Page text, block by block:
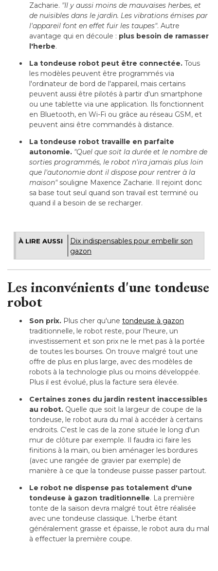
Zacharie. "Il y aussi moins de mauvaises herbes, et
de nuisibles dans le jardin. Les vibrations émises par
l'appareil font en effet fuir les taupes". Autre
avantage qui en découle : plus besoin de ramasser
l'herbe.
La tondeuse robot peut être connectée. Tous
les modèles peuvent être programmés via
l'ordinateur de bord de l'appareil, mais certains
peuvent aussi être pilotés à partir d'un smartphone
ou une tablette via une application. Ils fonctionnent
en Bluetooth, en Wi-Fi ou grâce au réseau GSM, et
peuvent ainsi être commandés à distance.
La tondeuse robot travaille en parfaite
autonomie. "Quel que soit la durée et le nombre de
sorties programmés, le robot n'ira jamais plus loin
que l'autonomie dont il dispose pour rentrer à la
maison" souligne Maxence Zacharie. Il rejoint donc
sa base tout seul quand son travail est terminé ou
quand il a besoin de se recharger.
À LIRE AUSSI
Dix indispensables pour embellir son
gazon
Les inconvénients d'une tondeuse
robot
Son prix. Plus cher qu'une tondeuse à gazon
traditionnelle, le robot reste, pour l'heure, un
investissement et son prix ne le met pas à la portée
de toutes les bourses. On trouve malgré tout une
offre de plus en plus large, avec des modèles de
robots à la technologie plus ou moins développée.
Plus il est évolué, plus la facture sera élevée.
Certaines zones du jardin restent inaccessibles
au robot. Quelle que soit la largeur de coupe de la
tondeuse, le robot aura du mal à accéder à certains
endroits. C'est le cas de la zone située le long d'un
mur de clôture par exemple. Il faudra ici faire les
finitions à la main, ou bien aménager les bordures
(avec une rangée de gravier par exemple) de
manière à ce que la tondeuse puisse passer partout.
Le robot ne dispense pas totalement d'une
tondeuse à gazon traditionnelle. La première
tonte de la saison devra malgré tout être réalisée
avec une tondeuse classique. L'herbe étant
généralement grasse et épaisse, le robot aura du mal
à effectuer la première coupe.